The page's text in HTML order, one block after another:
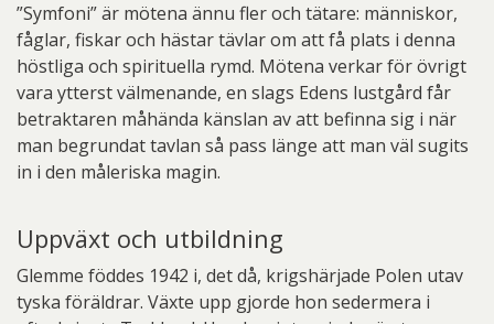
”Symfoni” är mötena ännu fler och tätare: människor,
fåglar, fiskar och hästar tävlar om att få plats i denna
höstliga och spirituella rymd. Mötena verkar för övrigt
vara ytterst välmenande, en slags Edens lustgård får
betraktaren måhända känslan av att befinna sig i när
man begrundat tavlan så pass länge att man väl sugits
in i den måleriska magin.
Uppväxt och utbildning
Glemme föddes 1942 i, det då, krigshärjade Polen utav
tyska föräldrar. Växte upp gjorde hon sedermera i